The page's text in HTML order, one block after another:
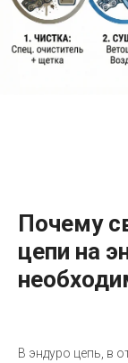
Почему
цепи на
В эндуро цепь, в